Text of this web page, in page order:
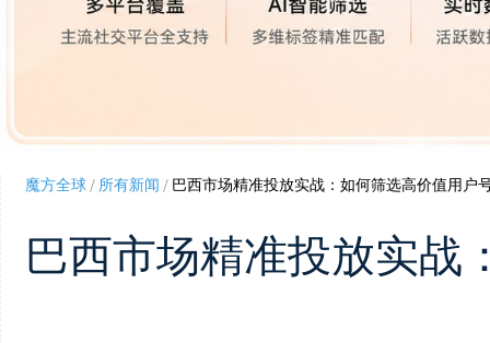
魔方全球/ 所有新闻 / 巴西市场精准投放实战：如何筛选高价值用户
巴西市场精准投放实战